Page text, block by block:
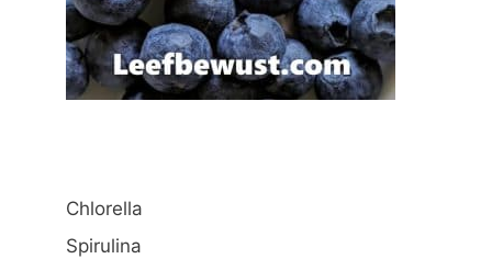
Chlorella
Spirulina